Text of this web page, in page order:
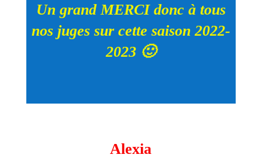
Un grand MERCI donc à tous
nos juges sur cette saison 2022-
2023 🙂
Alexia